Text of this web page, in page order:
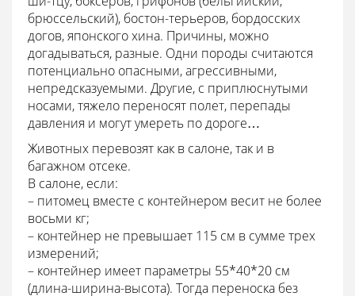
брюссельский), бостон-терьеров, бордосских
догов, японского хина. Причины, можно
догадываться, разные. Одни породы считаются
потенциально опасными, агрессивными,
непредсказуемыми. Другие, с приплюснутыми
носами, тяжело переносят полет, перепады
давления и могут умереть по дороге…
Животных перевозят как в салоне, так и в
багажном отсеке.
В салоне, если:
– питомец вместе с контейнером весит не более
восьми кг;
– контейнер не превышает 115 см в сумме трех
измерений;
– контейнер имеет параметры 55*40*20 см
(длина-ширина-высота). Тогда переноска без